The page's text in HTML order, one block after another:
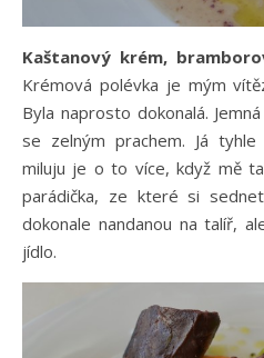
Kaštanový krém,
Krémová polévka je mým
Byla naprosto dokonalá.
se zelným prachem. Já
miluju je o to více, když mě
parádička, ze které si
dokonale nandanou na talíř,
jídlo.